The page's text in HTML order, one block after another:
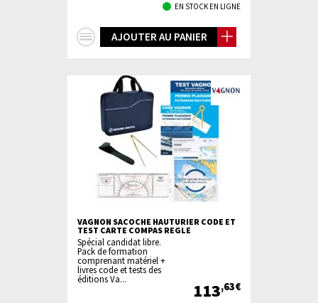
EN STOCK EN LIGNE
AJOUTER AU PANIER
VAGNON SACOCHE HAUTURIER CODE ET
TEST CARTE COMPAS REGLE
Spécial candidat libre.
Pack de formation
comprenant matériel +
livres code et tests des
éditions Va...
113,63€